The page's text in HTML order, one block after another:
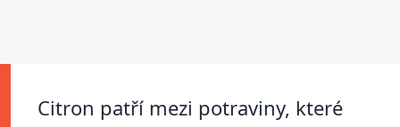
Citron patří mezi potraviny, které